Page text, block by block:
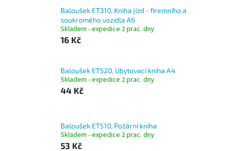
Baloušek ET310, Kniha jízd - firemního a
soukromého vozidla A6
Skladem - expedice 2 prac. dny
16 Kč
Baloušek ET520, Ubytovací kniha A4
Skladem - expedice 2 prac. dny
44 Kč
Baloušek ET510, Požární kniha
Skladem - expedice 2 prac. dny
53 Kč